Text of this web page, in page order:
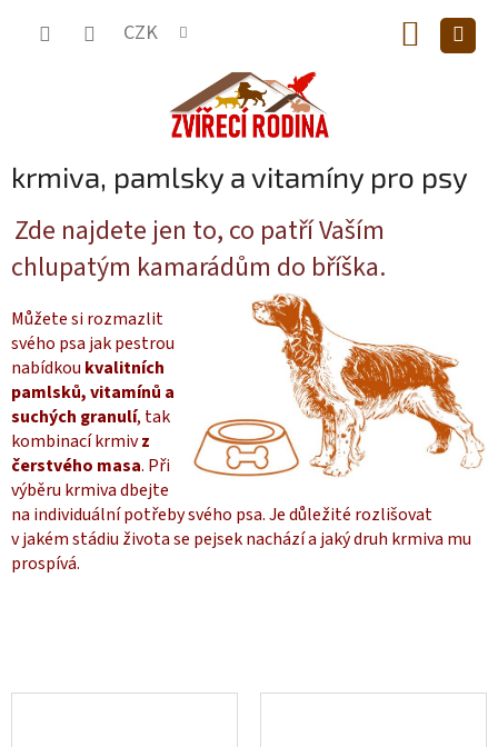
CZK
KOŠÍK
krmiva, pamlsky a vitamíny pro psy
Zde najdete jen to, co patří Vaším
chlupatým kamarádům do bříška.
Můžete si rozmazlit
svého psa jak pestrou
nabídkou kvalitních
pamlsků, vitamínů a
suchých granulí, tak
kombinací krmivz
čerstvého masa. Při
výběru krmiva dbejte
na individuální potřeby svého psa. Je důležité rozlišovat
v jakém stádiu života se pejsek nachází a jaký druh krmiva mu
prospívá.